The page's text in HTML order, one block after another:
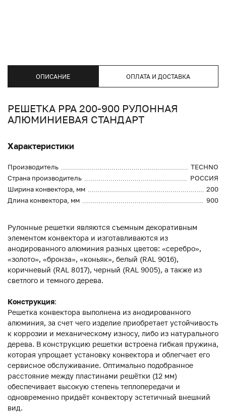
ОПИСАНИЕ ОПЛАТА И ДОСТАВКА
РЕШЕТКА PPA 200-900 РУЛОННАЯ
АЛЮМИНИЕВАЯ СТАНДАРТ
Характеристики
Производитель
TECHNO
Страна производитель
РОССИЯ
Ширина конвектора, мм
200
Длина конвектора, мм
900
Рулонные решетки являются съемным декоративным
элементом конвектора и изготавливаются из
анодированного алюминия разных цветов: «серебро»,
«золото», «бронза», «коньяк», белый (RAL 9016),
коричневый (RAL 8017), черный (RAL 9005), а также из
светлого и темного дерева.
Конструкция:
Решетка конвектора выполнена из анодированного
алюминия, за счет чего изделие приобретает устойчивость
к коррозии и механическому износу, либо из натурального
дерева. В конструкцию решетки встроена гибкая пружина,
которая упрощает установку конвектора и облегчает его
сервисное обслуживание. Оптимально подобранное
расстояние между пластинами решётки (12 мм)
обеспечивает высокую степень теплопередачи и
одновременно придаёт конвектору эстетичный внешний
вид.